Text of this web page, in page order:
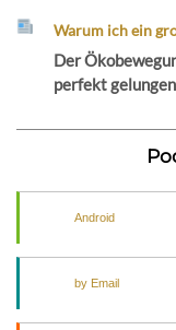
Warum ich ein
Der
perfekt
Android
by Email